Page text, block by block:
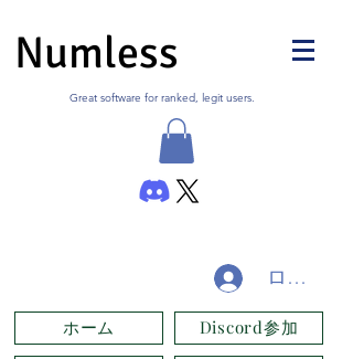
Numless
Great software for ranked, legit users.
ログイン
ホーム
Discord参加